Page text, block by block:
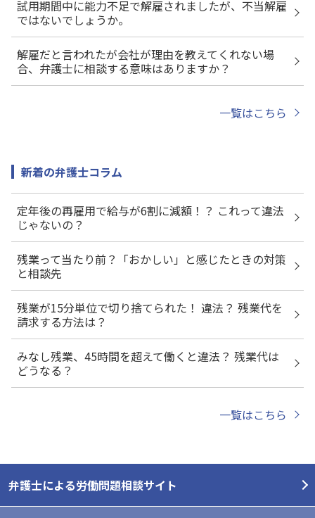
試用期間中に能力不足で解雇されましたが、不当解雇
ではないでしょうか。
解雇だと言われたが会社が理由を教えてくれない場
合、弁護士に相談する意味はありますか？
一覧はこちら
新着の弁護士コラム
定年後の再雇用で給与が6割に減額！？ これって違法
じゃないの？
残業って当たり前？「おかしい」と感じたときの対策
と相談先
残業が15分単位で切り捨てられた！ 違法？ 残業代を
請求する方法は？
みなし残業、45時間を超えて働くと違法？ 残業代は
どうなる？
一覧はこちら
弁護士による労働問題相談サイト